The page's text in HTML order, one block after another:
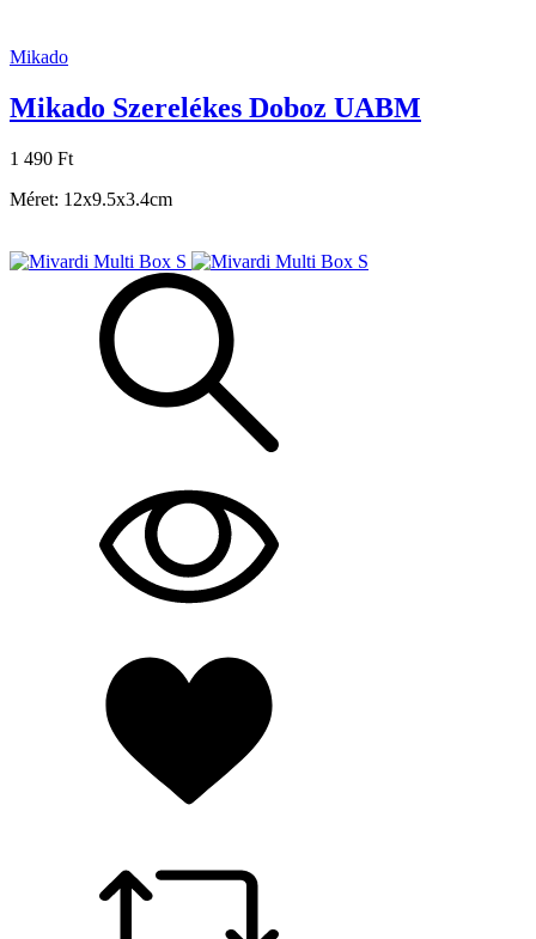
Mikado
Mikado Szerelékes Doboz UABM
1 490 Ft
Méret: 12x9.5x3.4cm